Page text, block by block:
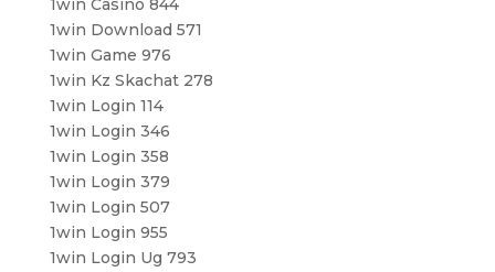
1win Casino 844
1win Download 571
1win Game 976
1win Kz Skachat 278
1win Login 114
1win Login 346
1win Login 358
1win Login 379
1win Login 507
1win Login 955
1win Login Ug 793